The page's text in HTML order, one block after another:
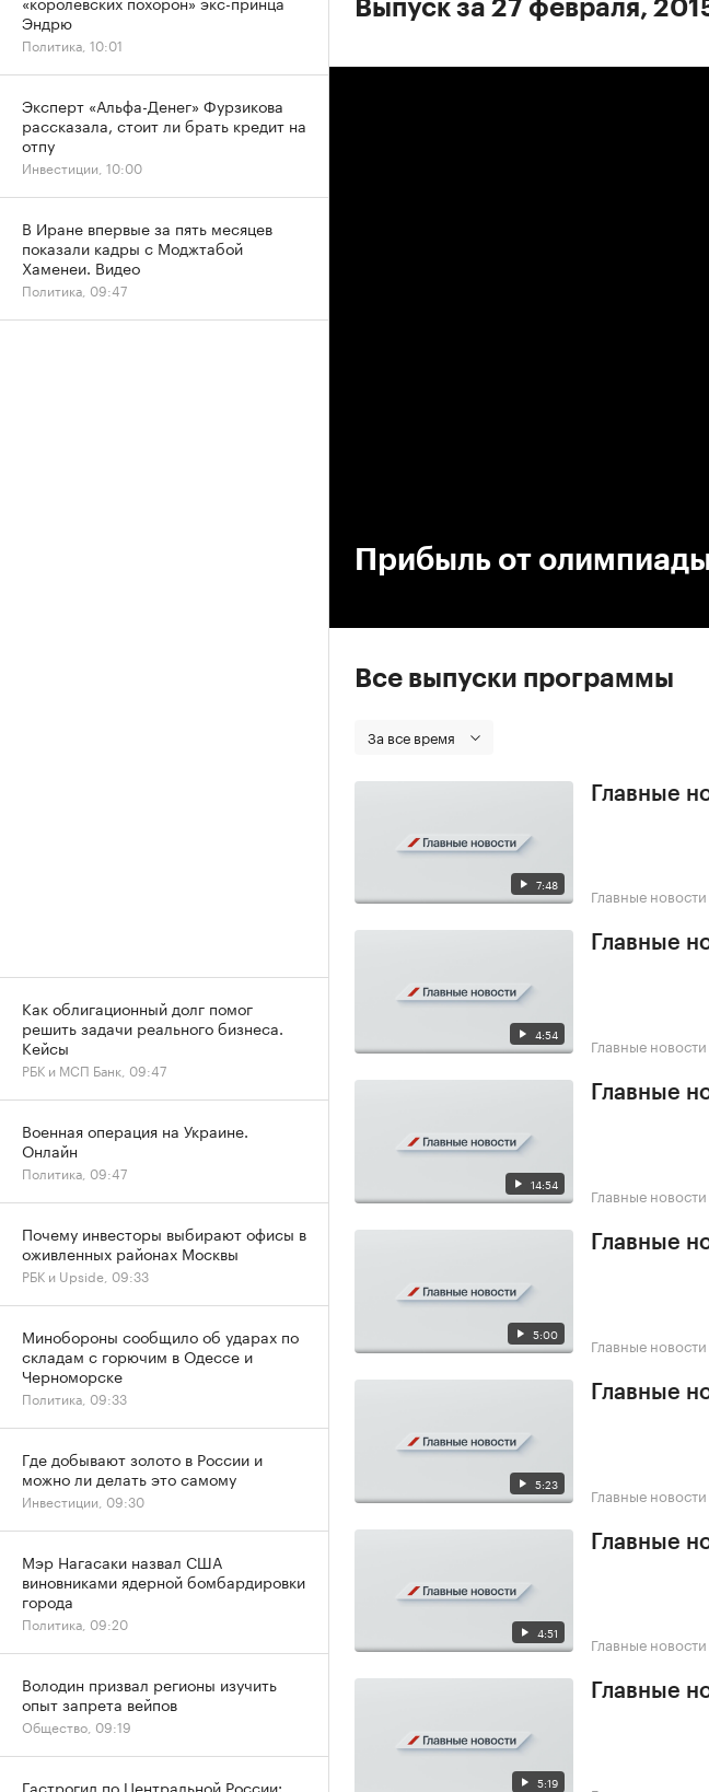
Выпуск за 27 февраля,
Прибыль от
Все выпуски программы
За все время
7:48
Главные
Главные новости
4:54
Главные
Главные новости
14:54
Главные
Главные новости
5:00
Главные
Главные новости
5:23
Главные
Главные новости
4:51
Главные
Главные новости
5:19
Главные
Эндрю
Политика, 10:01
Эксперт «Альфа-Денег» Фурзикова
рассказала, стоит ли брать кредит на
отпу
Инвестиции, 10:00
В Иране впервые за пять месяцев
показали кадры с Моджтабой
Хаменеи. Видео
Политика, 09:47
Как облигационный долг помог
решить задачи реального бизнеса.
Кейсы
РБК и МСП Банк, 09:47
Военная операция на Украине.
Онлайн
Политика, 09:47
Почему инвесторы выбирают офисы в
оживленных районах Москвы
РБК и Upside, 09:33
Минобороны сообщило об ударах по
складам с горючим в Одессе и
Черноморске
Политика, 09:33
Где добывают золото в России и
можно ли делать это самому
Инвестиции, 09:30
Мэр Нагасаки назвал США
виновниками ядерной бомбардировки
города
Политика, 09:20
Володин призвал регионы изучить
опыт запрета вейпов
Общество, 09:19
Гастрогид по Центральной России: